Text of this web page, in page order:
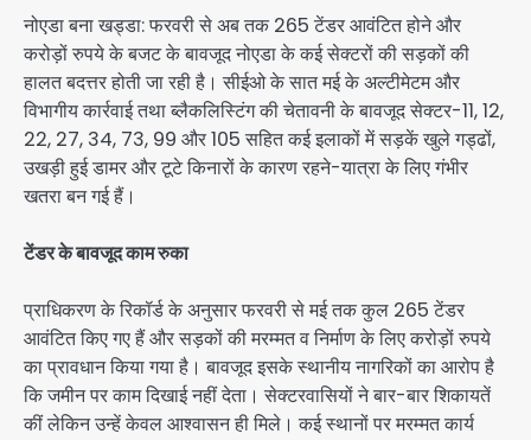
नोएडा बना खड्डा: फरवरी से अब तक 265 टेंडर आवंटित होने और
करोड़ों रुपये के बजट के बावजूद नोएडा के कई सेक्टरों की सड़कों की
हालत बदत्तर होती जा रही है। सीईओ के सात मई के अल्टीमेटम और
विभागीय कार्रवाई तथा ब्लैकलिस्टिंग की चेतावनी के बावजूद सेक्टर-11, 12,
22, 27, 34, 73, 99 और 105 सहित कई इलाकों में सड़कें खुले गड्ढों,
उखड़ी हुई डामर और टूटे किनारों के कारण रहने-यात्रा के लिए गंभीर
खतरा बन गई हैं।
टेंडर के बावजूद काम रुका
प्राधिकरण के रिकॉर्ड के अनुसार फरवरी से मई तक कुल 265 टेंडर
आवंटित किए गए हैं और सड़कों की मरम्मत व निर्माण के लिए करोड़ों रुपये
का प्रावधान किया गया है। बावजूद इसके स्थानीय नागरिकों का आरोप है
कि जमीन पर काम दिखाई नहीं देता। सेक्टरवासियों ने बार-बार शिकायतें
कीं लेकिन उन्हें केवल आश्वासन ही मिले। कई स्थानों पर मरम्मत कार्य